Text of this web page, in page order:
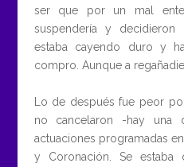
ser que por un mal
suspendería y
estaba cayendo duro y
compro. Aunque a
Lo de después fue peor
no cancelaron -hay una
actuaciones programadas
y Coronación. Se estaba